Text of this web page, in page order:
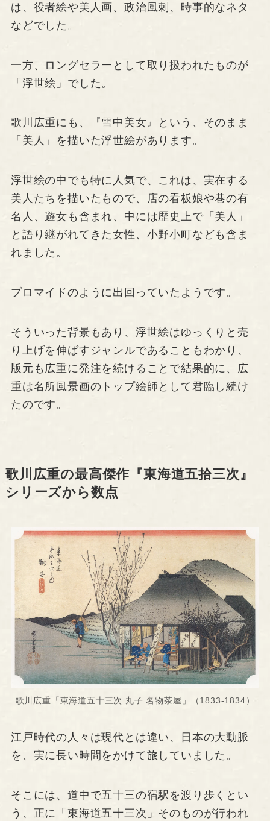
は、役者絵や美人画、政治風刺、時事的なネタ
などでした。
一方、ロングセラーとして取り扱われたものが
「浮世絵」でした。
歌川広重にも、『雪中美女』という、そのまま
「美人」を描いた浮世絵があります。
浮世絵の中でも特に人気で、これは、実在する
美人たちを描いたもので、店の看板娘や巷の有
名人、遊女も含まれ、中には歴史上で「美人」
と語り継がれてきた女性、小野小町なども含ま
れました。
プロマイドのように出回っていたようです。
そういった背景もあり、浮世絵はゆっくりと売
り上げを伸ばすジャンルであることもわかり、
版元も広重に発注を続けることで結果的に、広
重は名所風景画のトップ絵師として君臨し続け
たのです。
歌川広重の最高傑作『東海道五拾三次』
シリーズから数点
歌川広重「東海道五十三次 丸子 名物茶屋」（1833-1834）
江戸時代の人々は現代とは違い、日本の大動脈
を、実に長い時間をかけて旅していました。
そこには、道中で五十三の宿駅を渡り歩くとい
う、正に「東海道五十三次」そのものが行われ